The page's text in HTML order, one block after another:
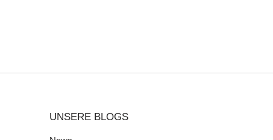
UNSERE BLOGS